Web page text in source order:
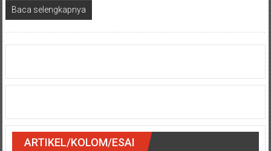
Baca selengkapnya
ARTIKEL/KOLOM/ESAI